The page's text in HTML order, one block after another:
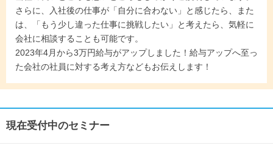
さらに、入社後の仕事が「自分に合わない」と感じたら、また
は、「もう少し違った仕事に挑戦したい」と考えたら、気軽に
会社に相談することも可能です。
2023年4月から3万円給与がアップしました！給与アップへ至っ
た会社の社員に対する考え方などもお伝えします！
現在受付中のセミナー